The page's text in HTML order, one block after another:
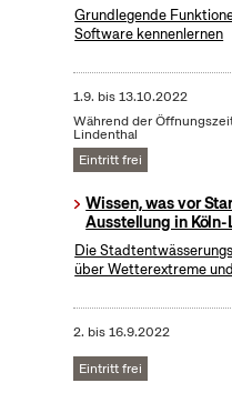
Grundlegende
Software kennenlernen
1.9. bis13.10.2022
Während der
Lindenthal
Eintritt frei
Wissen, was vor
Ausstellung in Köln-
Die
über Wetterextreme
2. bis16.9.2022
Eintritt frei